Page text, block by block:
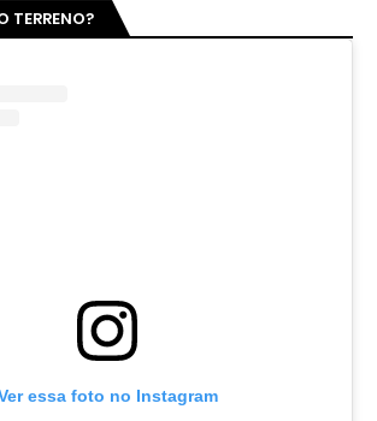
TERRENO?
essa foto no Instagram